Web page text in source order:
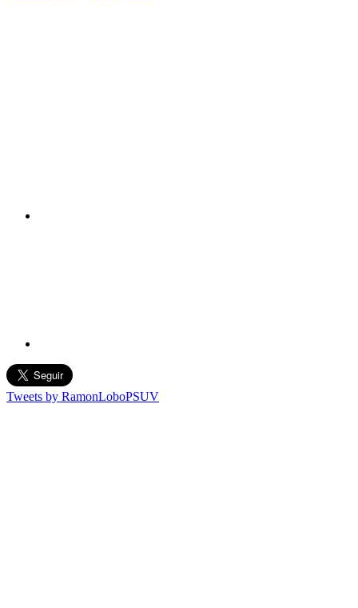
Tweets by RamonLoboPSUV